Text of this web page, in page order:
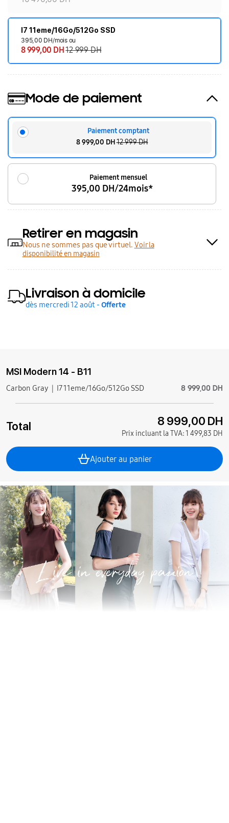
I7 11eme/16Go/512Go SSD
395,00 DH/mois ou
8 999,00 DH12 999 DH
Mode de paiement
Paiement comptant
8 999,00 DH12 999 DH
Paiement mensuel
395,00 DH/24mois*
Retirer en magasin
Nous ne sommes pas que virtuel. Voir la
disponibilité en magasin
Livraison à domicile
dès mercredi 12 août - Offerte
MSI Modern 14 - B11
Carbon Gray I7 11eme/16Go/512Go SSD 8 999,00 DH
Total 8 999,00 DH
Prix incluant la TVA:1 499,83 DH
Ajouter au panier